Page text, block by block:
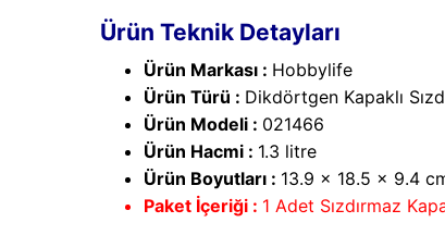
Ürün Teknik Detayları
Ürün Markası : Hobbylife
Ürün Türü : Dikdörtgen Kapaklı
Ürün Modeli : 021466
Ürün Hacmi : 1.3 litre
Ürün Boyutları : 13.9 x 18.5 x 9.4
Paket İçeriği : 1 Adet Sızdırmaz